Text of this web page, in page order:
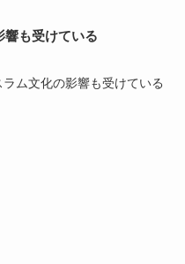
響も受けている
ム文化の影響も受けている